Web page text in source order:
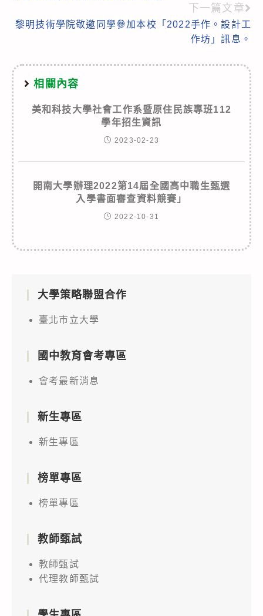
下一篇文章
黎明技術學院敬邀同學參加本校「2022手作。設計工
作坊」訊息。
相關內容
美和科技大學社會工作系暨原住民族專班112
學年招生資訊
2023-02-23
開南大學辦理2022第14屆全國高中職生甄選
入學書面審查資料競賽」
2022-10-31
大學策略聯盟合作
臺北市立大學
國中教育會考專區
會考最新消息
新生專區
新生專區
榜單專區
榜單專區
教師甄試
教師甄試
代理教師甄試